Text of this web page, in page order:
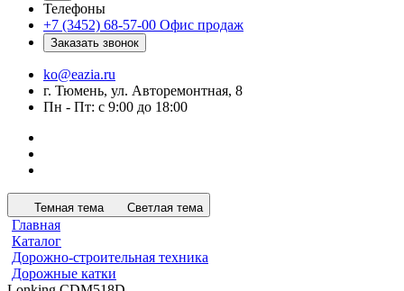
Телефоны
+7 (3452) 68-57-00 Офис продаж
Заказать звонок
ko@eazia.ru
г. Тюмень, ул. Авторемонтная, 8
Пн - Пт: с 9:00 до 18:00
Темная тема Светлая тема
Главная
Каталог
Дорожно-строительная техника
Дорожные катки